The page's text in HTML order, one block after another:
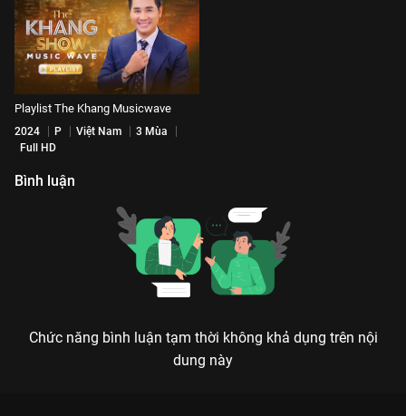
Playlist The Khang Musicwave
2024 P Việt Nam
3 Mùa
Full HD
Bình luận
Chức năng bình luận tạm thời không khả dụng trên nội
dung này